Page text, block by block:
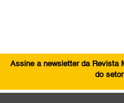
Assine a newsletter da Revista
do